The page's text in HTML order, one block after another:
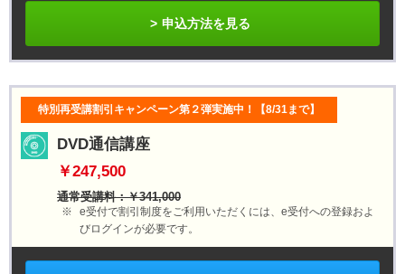
申込方法を見る
特別再受講割引キャンペーン第２弾実施中！【8/31まで】
DVD通信講座
￥247,500
通常受講料：￥341,000
e受付で割引制度をご利用いただくには、e受付への登録およ
びログインが必要です。